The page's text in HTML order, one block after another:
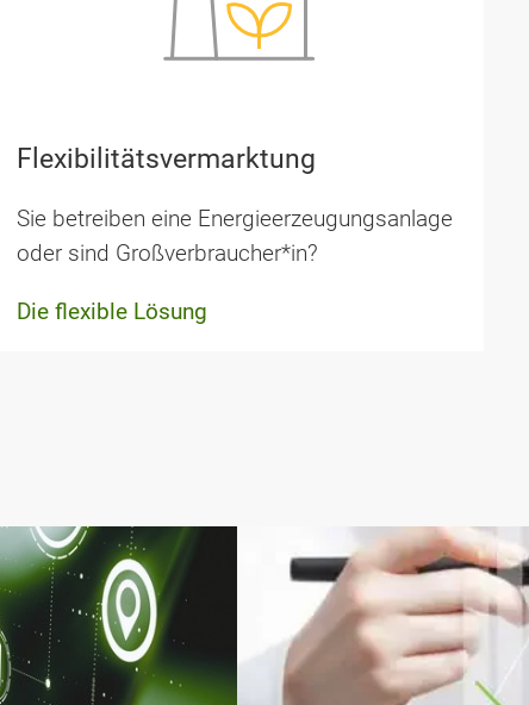
Flexibilitätsvermarktung
Sie betreiben eine Energie­erzeugungsanlage
oder sind Großverbraucher*in?
Die flexible Lösung